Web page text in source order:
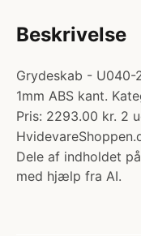
Beskrivelse
Grydeskab -
1mm ABS kant.
Pris: 2293.00 kr. 2
Dele af indholdet
med hjælp fra AI.